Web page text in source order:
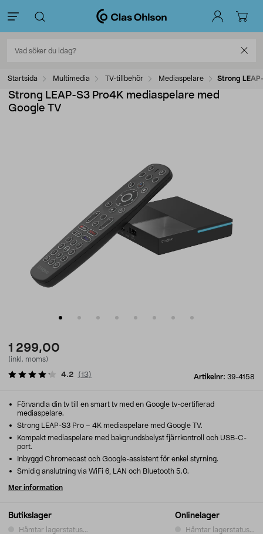
Startsida Multimedia TV-tillbehör Mediaspelare Strong
Strong LEAP-S3 Pro4K mediaspelare med
Google TV
1 299,00
(inkl. moms)
Artikelnr: 39-4158
4.2 (13)
Butikslager
Hämtar lagerstatus...
Onlinelager
Hämtar lagerstatus...
Förvandla din tv till en smart tv med en Google tv-certifierad
mediaspelare.
Strong LEAP-S3 Pro – 4K mediaspelare med Google TV.
Kompakt mediaspelare med bakgrundsbelyst fjärrkontroll och USB-C-
port.
Inbyggd Chromecast och Google-assistent för enkel styrning.
Smidig anslutning via WiFi 6, LAN och Bluetooth 5.0.
Mer information